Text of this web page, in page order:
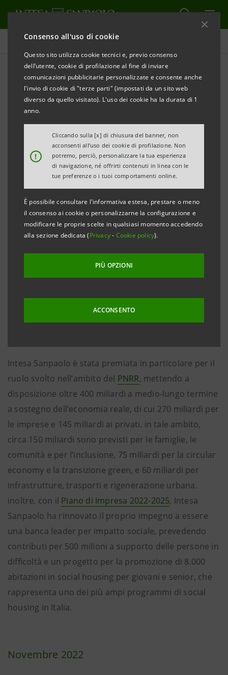
Consenso all'uso di cookie
Questo sito utilizza cookie tecnici e, previo consenso
dell’utente, cookie di profilazione al fine di inviare
comunicazioni pubblicitarie personalizzate e consente anche
l'invio di cookie di "terze parti" (impostati da un sito web
diverso da quello visitato). L'uso dei cookie ha la durata di 1
anno.
!
Cliccando sulla [x] di chiusura del banner, non
acconsenti all’uso dei cookie di profilazione. Non
potremo, perciò, personalizzare la tua esperienza
di navigazione, né offrirti contenuti in linea con le
tue preferenze o i tuoi comportamenti online.
È possibile consultare l'informativa estesa, prestare o meno
il consenso ai cookie o personalizzarne la configurazione e
modificare le proprie scelte in qualsiasi momento accedendo
alla sezione dedicata (Privacy- Cookie policy).
PIÙ OPZIONI
ACCONSENTO
Indici, riconoscimenti e certificazioni
Riconoscimenti
ALERT
Filtra per Anno
Dicembre 2022
Si tratta del riconoscimento, istituito da The Banker,
valutate con un processo di selezione, rigoroso e
Intesa Sanpaolo è stata premiata in particolare per il
ruolo svolto nell’ambito del PNRR, mettendo a
disposizione oltre 400 miliardi a medio-lungo termine
a sostegno dell’economia reale, di cui 270 miliardi per
le imprese e 145 miliardi ai privati. in tale ambito,
circa 150 miliardi sono previsti per le famiglie, le
comunità e per l’inclusione, 75 miliardi per la circular
economy e la transizione green, e 60 miliardi per
infrastrutture, trasporti e rigenerazione urbana.
inoltre, con il Piano di Impresa 2022-2025, Intesa
Sanpaolo ha rinnovato il proprio impegno a essere
una banca leader per impatto sociale, prevedendo
contributi per 500 milioni a supporto delle persone in
difficoltà e un progetto per la promozione di 8.000
abitazioni in social housing per giovani e senior, che
rappresenta uno dei più ampi programmi di social
housing in Italia.
Novembre 2022